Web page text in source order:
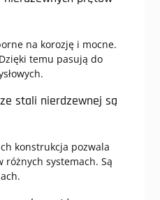
na korozję i mocne.
temu pasują do
stali nierdzewnej są
konstrukcja pozwala
różnych systemach. Są